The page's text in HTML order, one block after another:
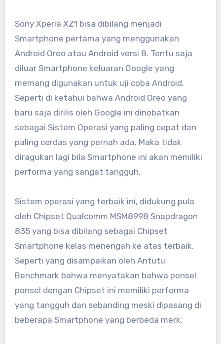
Sony Xperia XZ1 bisa dibilang menjadi
Smartphone pertama yang menggunakan
Android Oreo atau Android versi 8. Tentu saja
diluar Smartphone keluaran Google yang
memang digunakan untuk uji coba Android.
Seperti di ketahui bahwa Android Oreo yang
baru saja dirilis oleh Google ini dinobatkan
sebagai Sistem Operasi yang paling cepat dan
paling cerdas yang pernah ada. Maka tidak
diragukan lagi bila Smartphone ini akan memiliki
performa yang sangat tangguh.
Sistem operasi yang terbaik ini, didukung pula
oleh Chipset Qualcomm MSM8998 Snapdragon
835 yang bisa dibilang sebagai Chipset
Smartphone kelas menengah ke atas terbaik.
Seperti yang disampaikan oleh Antutu
Benchmark bahwa menyatakan bahwa ponsel
ponsel dengan Chipset ini memiliki performa
yang tangguh dan sebanding meski dipasang di
beberapa Smartphone yang berbeda merk.